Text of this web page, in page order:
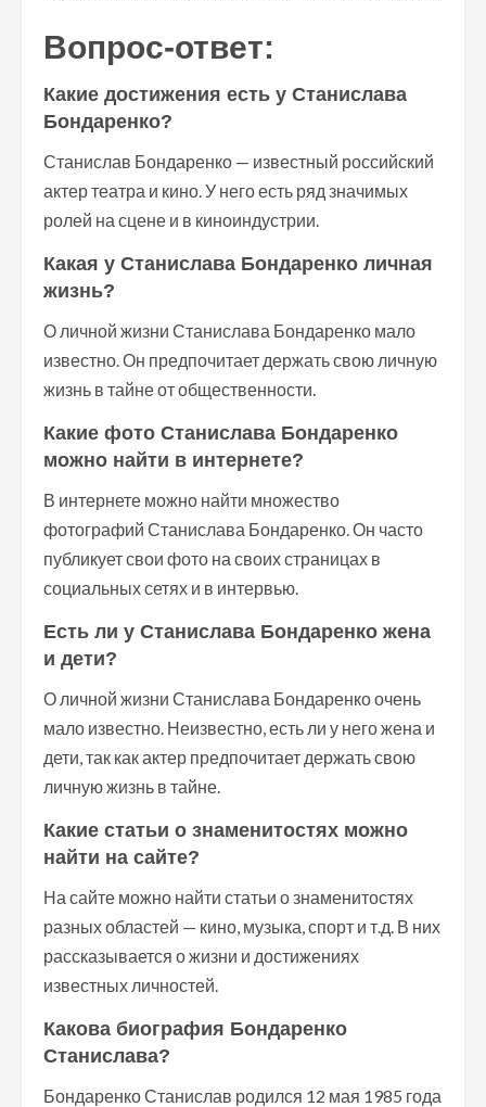
Вопрос-ответ:
Какие достижения есть у Станислава
Бондаренко?
Станислав Бондаренко — известный российский
актер театра и кино. У него есть ряд значимых
ролей на сцене и в киноиндустрии.
Какая у Станислава Бондаренко личная
жизнь?
О личной жизни Станислава Бондаренко мало
известно. Он предпочитает держать свою личную
жизнь в тайне от общественности.
Какие фото Станислава Бондаренко
можно найти в интернете?
В интернете можно найти множество
фотографий Станислава Бондаренко. Он часто
публикует свои фото на своих страницах в
социальных сетях и в интервью.
Есть ли у Станислава Бондаренко жена
и дети?
О личной жизни Станислава Бондаренко очень
мало известно. Неизвестно, есть ли у него жена и
дети, так как актер предпочитает держать свою
личную жизнь в тайне.
Какие статьи о знаменитостях можно
найти на сайте?
На сайте можно найти статьи о знаменитостях
разных областей — кино, музыка, спорт и т.д. В них
рассказывается о жизни и достижениях
известных личностей.
Какова биография Бондаренко
Станислава?
Бондаренко Станислав родился 12 мая 1985 года